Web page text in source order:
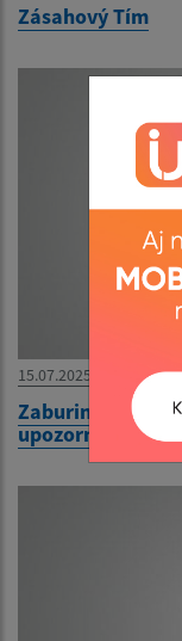
Zásahový Tím
15.07.2025
Zaburinenie
upozornenie